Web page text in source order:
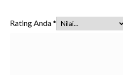
Rating Anda*